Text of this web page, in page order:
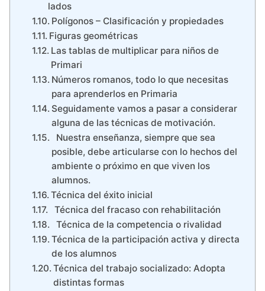
lados
Polígonos – Clasificación y propiedades
Figuras geométricas
Las tablas de multiplicar para niños de
Primari
Números romanos, todo lo que necesitas
para aprenderlos en Primaria
Seguidamente vamos a pasar a considerar
alguna de las técnicas de motivación.
Nuestra enseñanza, siempre que sea
posible, debe articularse con lo hechos del
ambiente o próximo en que viven los
alumnos.
Técnica del éxito inicial
Técnica del fracaso con rehabilitación
Técnica de la competencia o rivalidad
Técnica de la participación activa y directa
de los alumnos
Técnica del trabajo socializado: Adopta
distintas formas